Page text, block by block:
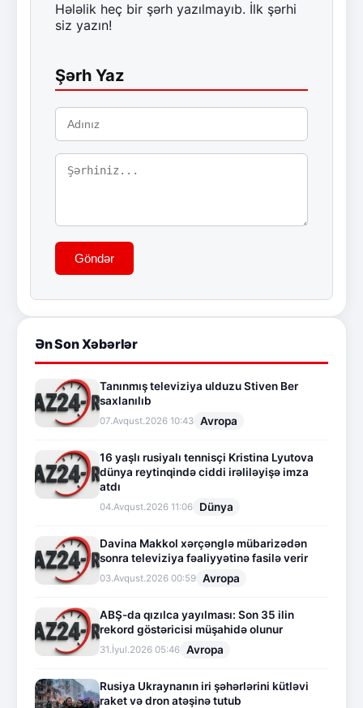
Hələlik heç bir şərh yazılmayıb. İlk şərhi
siz yazın!
Şərh Yaz
Göndər
Ən Son Xəbərlər
Tanınmış televiziya ulduzu Stiven Ber
saxlanılıb
07.Avqust.2026 10:43 Avropa
16 yaşlı rusiyalı tennisçi Kristina Lyutova
dünya reytinqində ciddi irəliləyişə imza
atdı
04.Avqust.2026 11:06 Dünya
Davina Makkol xərçənglə mübarizədən
sonra televiziya fəaliyyətinə fasilə verir
03.Avqust.2026 00:59 Avropa
ABŞ-da qızılca yayılması: Son 35 ilin
rekord göstəricisi müşahidə olunur
31.İyul.2026 05:46 Avropa
Rusiya Ukraynanın iri şəhərlərini kütləvi
raket və dron atəşinə tutub